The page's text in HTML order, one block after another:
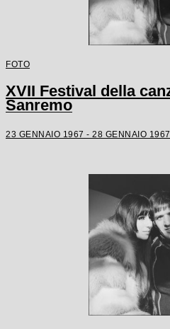
FOTO
XVII Festival della
Sanremo
23 GENNAIO 1967 - 28 GENNAIO 1967